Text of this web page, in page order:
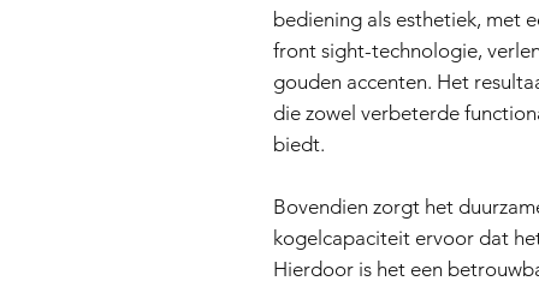
bediening als esthetiek, met
front sight-technologie,
gouden accenten. Het
die zowel verbeterde
biedt.
Bovendien zorgt het
kogelcapaciteit ervoor dat
Hierdoor is het een